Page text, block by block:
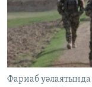
ЖАЗЫЛЫҢЫЗ
Басқа тілдерде
Фариаб уәлаятында